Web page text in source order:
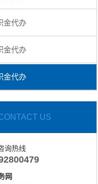
金代办
金代办
金代办
US
询热线
网